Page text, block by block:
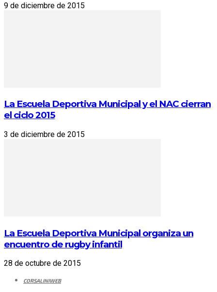
9 de diciembre de 2015
La Escuela Deportiva Municipal y el NAC cierran
el ciclo 2015
3 de diciembre de 2015
La Escuela Deportiva Municipal organiza un
encuentro de rugby infantil
28 de octubre de 2015
CORSALINIWEB